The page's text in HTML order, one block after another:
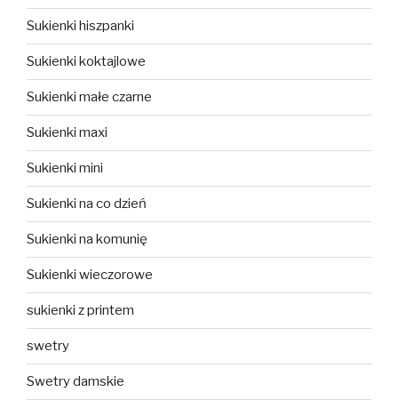
Sukienki hiszpanki
Sukienki koktajlowe
Sukienki małe czarne
Sukienki maxi
Sukienki mini
Sukienki na co dzień
Sukienki na komunię
Sukienki wieczorowe
sukienki z printem
swetry
Swetry damskie